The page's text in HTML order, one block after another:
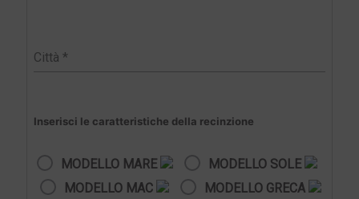
Inserisci le caratteristiche della recinzione
MODELLO MARE
MODELLO SOLE
MODELLO MAC
MODELLO GRECA